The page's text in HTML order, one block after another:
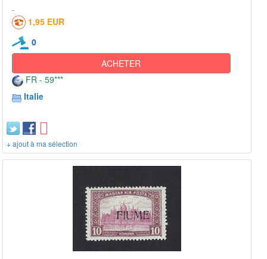
1,95 EUR
0
ACHETER
FR - 59***
Italie
+ ajout à ma sélection